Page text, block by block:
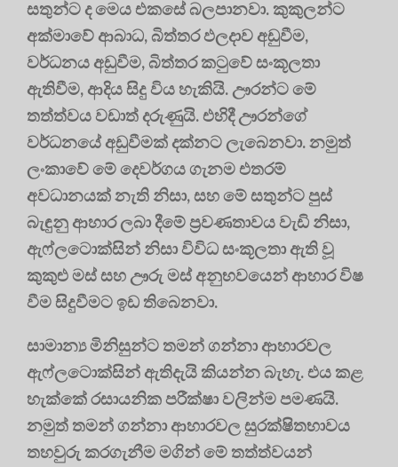
සතුන්ට ද මෙය එකසේ බලපානවා. කුකුලන්ට
අක්මාවේ ආබාධ, බිත්තර ඵලදාව අඩුවීම,
වර්ධනය අඩුවීම, බිත්තර කටුවේ සංකූලතා
ඇතිවීම, ආදිය සිදු විය හැකියි. ඌරන්ට මේ
තත්ත්‍වය වඩාත් දරුණුයි. එහිදී ඌරන්ගේ
වර්ධනයේ අඩුවීමක් දක්නට ලැබෙනවා. නමුත්
ලංකාවේ මේ දෙවර්ගය ගැනම එතරම්
අවධානයක් නැති නිසා, සහ මේ සතුන්ට පුස්
බැඳුනු ආහාර ලබා දීමේ ප්‍රවණතාවය වැඩි නිසා,
ඇෆ්ලටොක්සින් නිසා විවිධ සංකූලතා ඇති වූ
කුකුළු මස් සහ ඌරු මස් අනුභවයෙන් ආහාර විෂ
වීම සිදුවීමට ඉඩ තිබෙනවා.
සාමාන්‍ය මිනිසුන්ට තමන් ගන්නා ආහාරවල
ඇෆ්ලටොක්සින් ඇතිදැයි කියන්න බැහැ. එය කළ
හැක්කේ රසායනික පරීක්ෂා වලින්ම පමණයි.
නමුත් තමන් ගන්නා ආහාරවල සුරක්ෂිතභාවය
තහවුරු කරගැනීම මගින් මේ තත්ත්‍වයන්